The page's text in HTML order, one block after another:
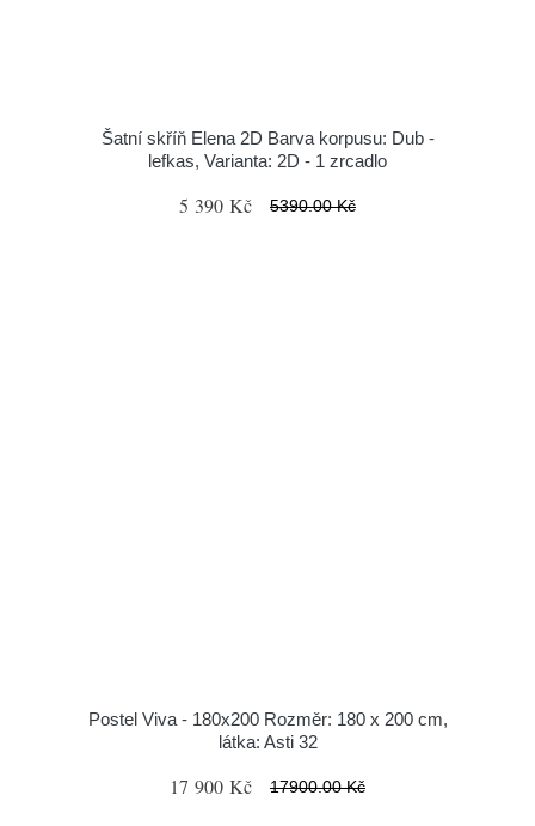
Šatní skříň Elena 2D Barva korpusu: Dub -
lefkas, Varianta: 2D - 1 zrcadlo
5 390 Kč 5390.00 Kč
Postel Viva - 180x200 Rozměr: 180 x 200 cm,
látka: Asti 32
17 900 Kč 17900.00 Kč